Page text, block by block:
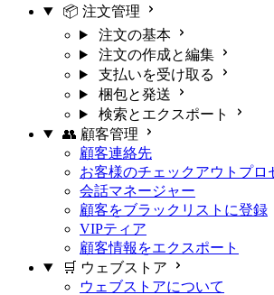
📦 注文管理
注文の基本
注文の作成と編集
支払いを受け取る
梱包と発送
検索とエクスポート
👥 顧客管理
顧客連絡先
お客様のチェックアウトプロ
会話マネージャー
顧客をブラックリストに登録
VIPティア
顧客情報をエクスポート
🛒 ウェブストア
ウェブストアについて